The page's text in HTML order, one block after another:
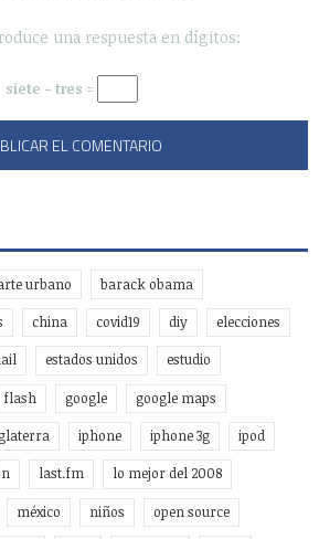
una respuesta en dígitos:
siete − tres =
urbano barack obama
china covid19 diy elecciones
estados unidos estudio
flash google google maps
iphone iphone 3g ipod
last.fm lo mejor del 2008
méxico niños open source